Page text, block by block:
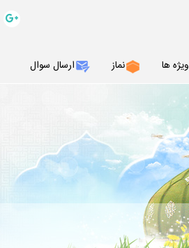
ويژه ها نماز ارسال سوال